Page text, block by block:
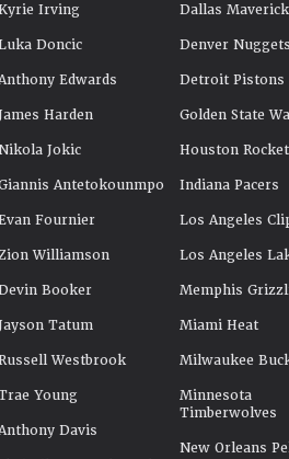
Irving
Doncic
Edwards
Harden
Jokic
Antetokounmpo
Fournier
Williamson
Booker
Tatum
Westbrook
Young
Davis
Dallas
Denver Nuggets
Detroit Pistons
Golden State
Houston
Indiana Pacers
Los Angeles
Los Angeles
Memphis
Miami Heat
Milwaukee
Minnesota
Timberwolves
New Orleans